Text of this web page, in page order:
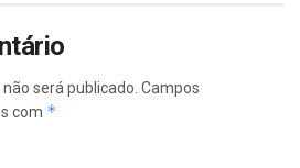
será publicado. Campos
com *